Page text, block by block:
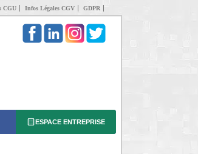
CGU Infos Légales CGV GDPR
ESPACE ENTREPRISE